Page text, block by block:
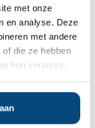
met onze
en analyse. Deze
met andere
die ze hebben
hun services.
u